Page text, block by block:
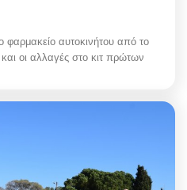
αυτοκινήτου από το
οι αλλαγές στο κιτ πρώτων